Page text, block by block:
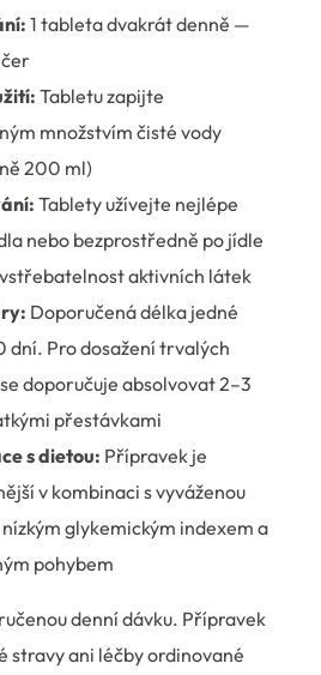
1 tableta dvakrát denně —
Tabletu zapijte
množstvím čisté vody
200 ml)
Tablety užívejte nejlépe
nebo bezprostředně po jídle
aktivních látek
Doporučená délka jedné
dní. Pro dosažení trvalých
doporučuje absolvovat 2–3
přestávkami
s dietou: Přípravek je
v kombinaci s vyváženou
glykemickým indexem a
pohybem
denní dávku. Přípravek
stravy ani léčby ordinované